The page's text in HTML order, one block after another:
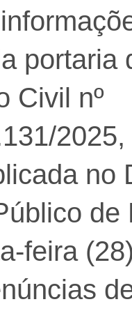
portaria
Civil nº
no
de
feira